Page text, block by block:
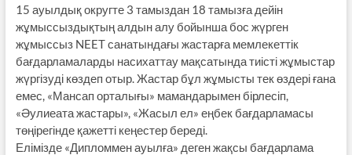
15 ауылдық округте 3 тамыздан 18 тамызға дейін
жұмыссыздықтың алдын алу бойынша бос жүрген
жұмыссыз NEET санатындағы жастарға мемлекеттік
бағдарламаларды насихаттау мақса­тында тиісті жұмыстар
жүргізуді көз­деп отыр. Жастар бұл жұмысты тек өздері ғана
емес, «Мансап орталығы» мамандарымен бірлесіп,
«Әулиеата жастары», «Жасыл ел» еңбек бағ­дарламасы
төңірегінде қажетті кеңестер береді.
Елімізде «Дипломмен ауылға» деген жақсы бағдарлама